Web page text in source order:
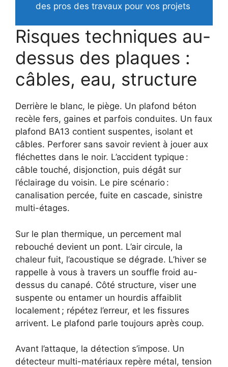
des pros des travaux pour vos projets
Risques techniques au-
dessus des plaques :
câbles, eau, structure
Derrière le blanc, le piège. Un plafond béton
recèle fers, gaines et parfois conduites. Un faux
plafond BA13 contient suspentes, isolant et
câbles. Perforer sans savoir revient à jouer aux
fléchettes dans le noir. L’accident typique :
câble touché, disjonction, puis dégât sur
l’éclairage du voisin. Le pire scénario :
canalisation percée, fuite en cascade, sinistre
multi-étages.
Sur le plan thermique, un percement mal
rebouché devient un pont. L’air circule, la
chaleur fuit, l’acoustique se dégrade. L’hiver se
rappelle à vous à travers un souffle froid au-
dessus du canapé. Côté structure, viser une
suspente ou entamer un hourdis affaiblit
localement ; répétez l’erreur, et les fissures
arrivent. Le plafond parle toujours après coup.
Avant l’attaque, la détection s’impose. Un
détecteur multi-matériaux repère métal, tension